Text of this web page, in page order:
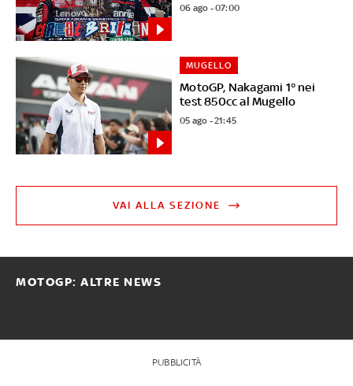
06 ago - 07:00
MotoGP, Nakagami 1° nei
test 850cc al Mugello
MUGELLO
05 ago - 21:45
VAI ALLA SEZIONE
MOTOGP: ALTRE NEWS
PUBBLICITÀ